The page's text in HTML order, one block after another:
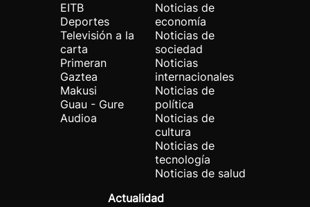
EITB
Deportes
Televisión a la
carta
Primeran
Gaztea
Makusi
Guau - Gure
Audioa
Noticias de
economía
Noticias de
sociedad
Noticias
internacionales
Noticias de
política
Noticias de
cultura
Noticias de
tecnología
Noticias de salud
Actualidad